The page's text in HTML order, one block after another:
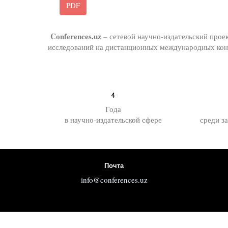
PDF
Conferences.uz– сетевой научно-издательский
исследований на дистанционных международных
4
Года
в научно-издательской сфере
среди
Почта
info@conferences.uz